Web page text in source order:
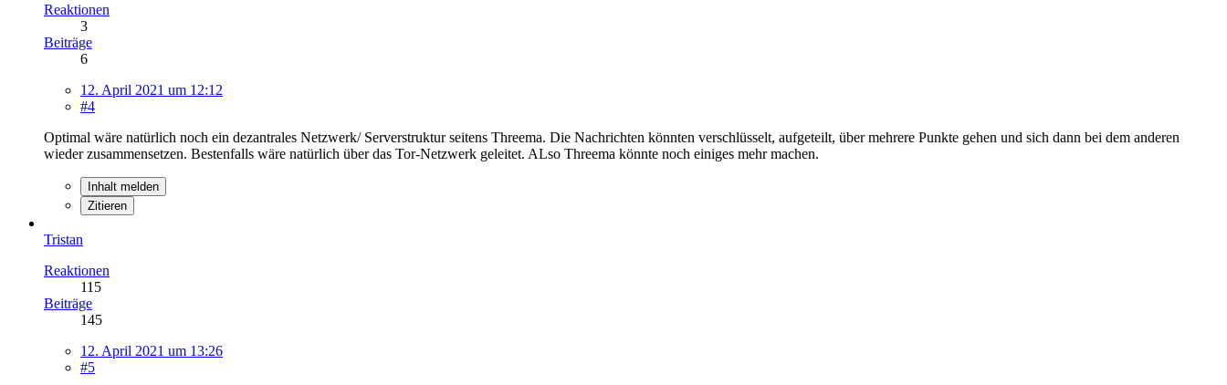
Reaktionen
3
Beiträge
6
12. April 2021 um 12:12
#4
Optimal wäre natürlich noch ein dezantrales Netzwerk/ Serverstruktur seitens Threema. Die Nachrichten könnten verschlüsselt, aufgeteilt, über mehrere Punkte gehen und sich dann bei dem anderen
wieder zusammensetzen. Bestenfalls wäre natürlich über das Tor-Netzwerk geleitet. ALso Threema könnte noch einiges mehr machen.
Inhalt melden
Zitieren
Tristan
Reaktionen
115
Beiträge
145
12. April 2021 um 13:26
#5